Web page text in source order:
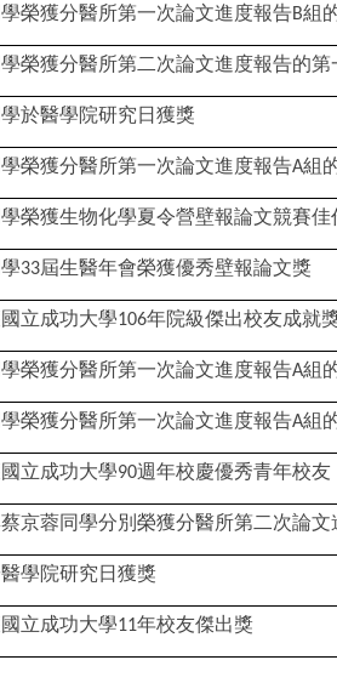
榮獲分醫所第一次論文進度報告B組
榮獲分醫所第二次論文進度報告的第
於醫學院研究日獲獎
榮獲分醫所第一次論文進度報告A組
榮獲生物化學夏令營壁報論文競賽佳
33屆生醫年會榮獲優秀壁報論文獎
立成功大學106年院級傑出校友成就
榮獲分醫所第一次論文進度報告A組
榮獲分醫所第一次論文進度報告A組
立成功大學90週年校慶優秀青年校友
京蓉同學分別榮獲分醫所第二次論
學院研究日獲獎
立成功大學11年校友傑出獎